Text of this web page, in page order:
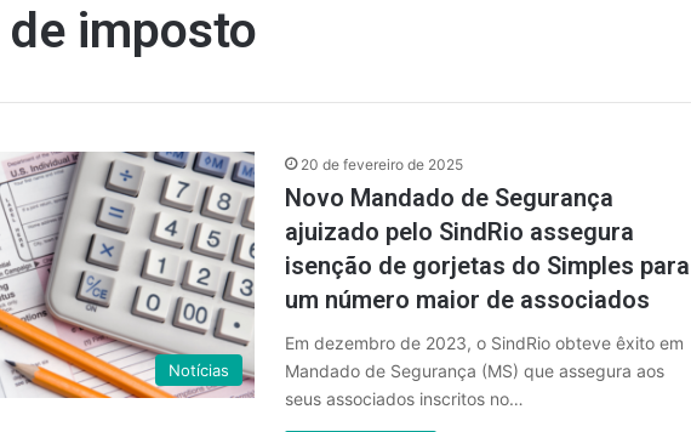
imposto
Notícias
20 de fevereiro de 2025
Novo Mandado de Segurança
ajuizado pelo SindRio assegura
isenção de gorjetas do Simples para
um número maior de associados
Em dezembro de 2023, o SindRio obteve êxito em
Mandado de Segurança (MS) que assegura aos
seus associados inscritos no…